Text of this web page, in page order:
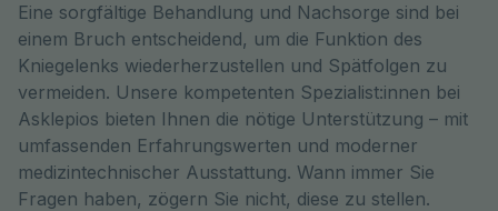
Eine sorgfältige Behandlung und Nachsorge sind bei
einem Bruch entscheidend, um die Funktion des
Kniegelenks wiederherzustellen und Spätfolgen zu
vermeiden. Unsere kompetenten Spezialist:innen bei
Asklepios bieten Ihnen die nötige Unterstützung – mit
umfassenden Erfahrungswerten und moderner
medizintechnischer Ausstattung. Wann immer Sie
Fragen haben, zögern Sie nicht, diese zu stellen.